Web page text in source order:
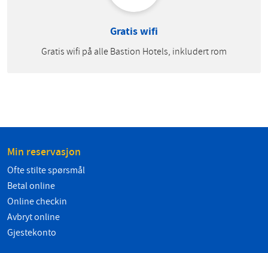
Gratis wifi
Gratis wifi på alle Bastion Hotels, inkludert rom
Min reservasjon
Ofte stilte spørsmål
Betal online
Online checkin
Avbryt online
Gjestekonto